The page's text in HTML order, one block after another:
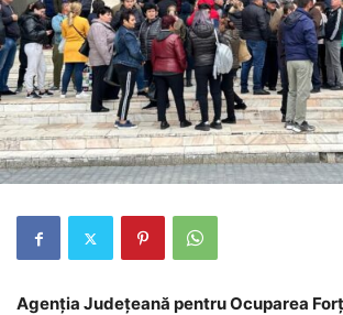
Agenţia Judeţeană pentru Ocuparea